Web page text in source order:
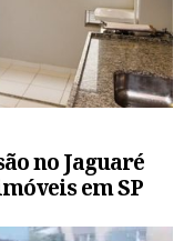
no Jaguaré
em SP